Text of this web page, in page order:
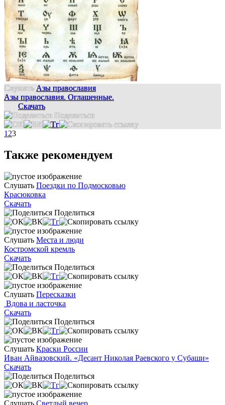
Слушать Азы православия
Азы православия. Оглашенные.
Скачать
Поделиться
1 23
Также рекомендуем
Слушать Поездки по Подмосковью
Красюковка
Скачать
Поделиться
Слушать Места и люди
Костромской кремль
Скачать
Поделиться
Слушать Пересказки
Вдова и ласточка
Скачать
Поделиться
Слушать Краски России
Иван Айвазовский. «Десант Николая Раевского у Субаши»
Скачать
Поделиться
Слушать Светлый вечер